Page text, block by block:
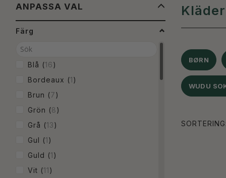
ANPASSA VAL
BYT
FILTRET
Färg
Blå (16)
Bordeaux (1)
Brun (7)
Grön (8)
Grå (13)
Gul (1)
Guld (1)
Vit (11)
Kläder
BØRN
WUDU
SORTERING: